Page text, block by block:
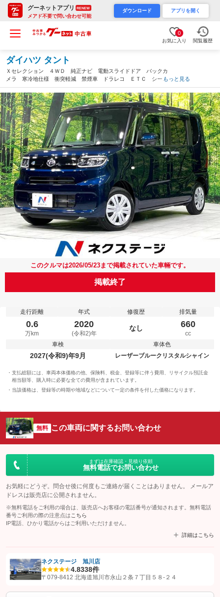
グーネットアプリ RENEW
メアド不要で問い合わせ可能
ダウンロード アプリを開く
0
お気に入り 閲覧履歴
ダイハツ タント
Ｘセレクション ４ＷＤ 純正ナビ 電動スライドドア バックカ
メラ 寒冷地仕様 衝突軽減 禁煙車 ドラレコ ＥＴＣ シート
ヒーター コーナーセンサー スマートキー ＬＥＤヘッド オー
トハイビーム アイドリングストップ（北海道）
もっと見る
このクルマは2026/05/23まで掲載されていた車輛です。
掲載終了
走行距離
0.6
万km
年式
2020
(令和2)年
修復歴
なし
排気量
660
cc
車検
2027(令和9)年9月
車体色
レーザーブルークリスタルシャイン
支払総額には、車両本体価格の他、保険料、税金、登録等に伴う費用、リサイクル預託金
相当額等、購入時に必要な全ての費用が含まれています。
当該価格は、登録等の時期や地域などについて一定の条件を付した価格になります。
無料 この車両に関するお問い合わせ
まずは在庫確認・見積り依頼
無料電話でお問い合わせ
お気軽にどうぞ。問合せ後に何度もご連絡が届くことはありません。 メールア
ドレスは販売店に公開されません。
※無料電話をご利用の場合は、販売店へお客様の電話番号が通知されます。無料電話
番号ご利用の際の注意点は こちら
IP電話、ひかり電話からはご利用いただけません。
詳細はこちら
【STEP1】認証画面でグーネットを友だち追加してから「許可する」ボタンを押
ネクステージ 旭川店
4.8338件
〒079-8412 北海道旭川市永山２条７丁目５８‐２４